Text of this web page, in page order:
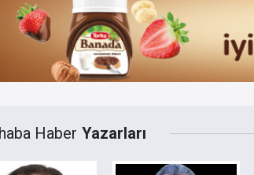
Haber Yazarları